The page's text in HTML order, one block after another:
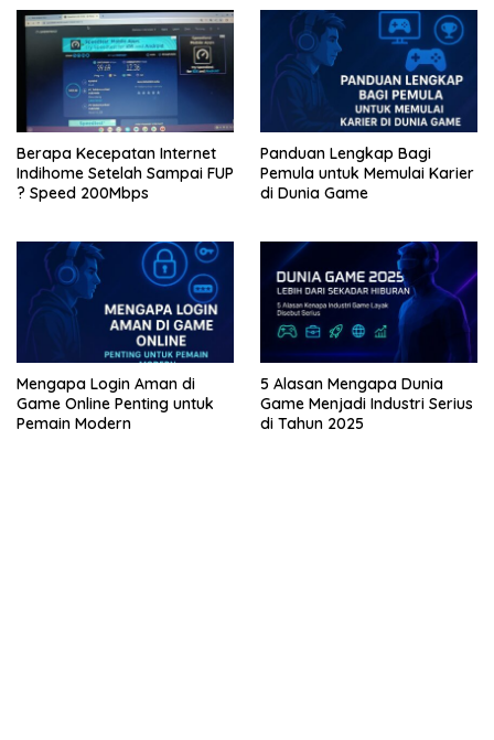
Berapa Kecepatan Internet
Indihome Setelah Sampai FUP
? Speed 200Mbps
Panduan Lengkap Bagi
Pemula untuk Memulai Karier
di Dunia Game
Mengapa Login Aman di
Game Online Penting untuk
Pemain Modern
5 Alasan Mengapa Dunia
Game Menjadi Industri Serius
di Tahun 2025